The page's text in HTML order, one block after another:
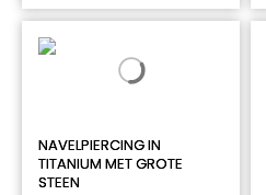
NAVELPIERCING IN
TITANIUM MET GROTE
STEEN